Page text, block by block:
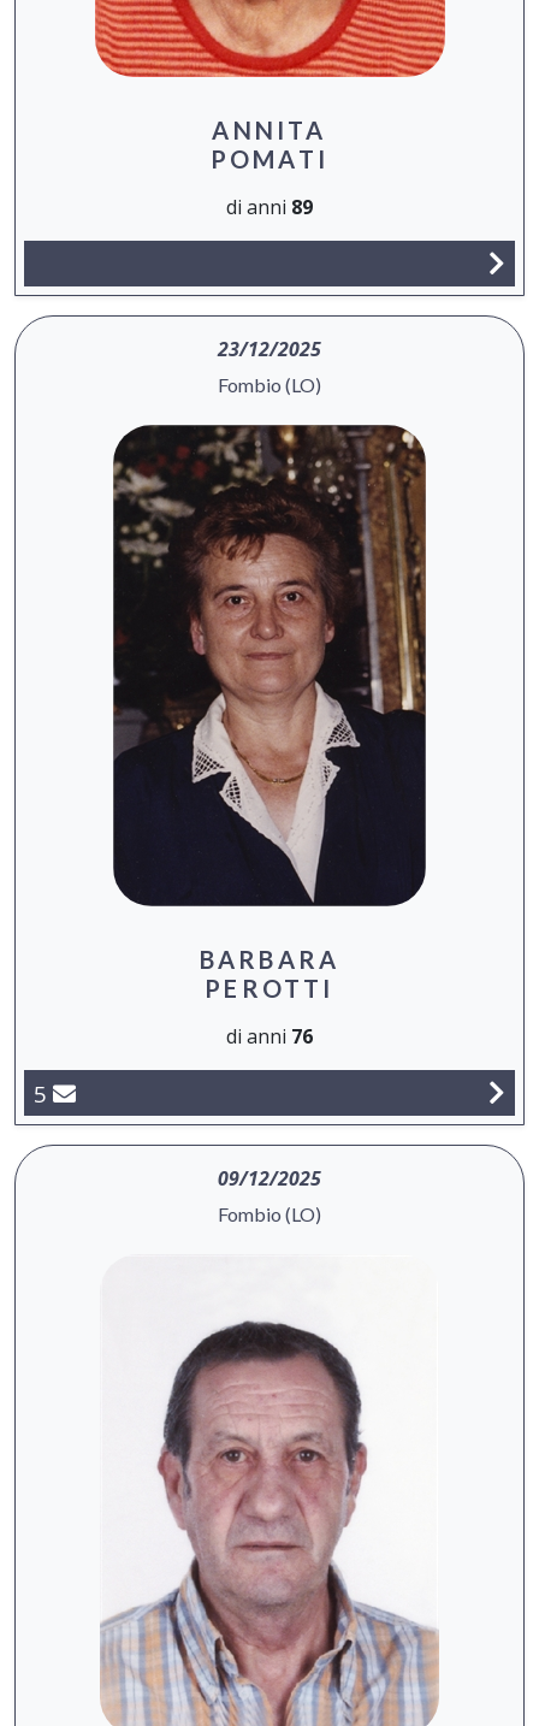
ANNITA
POMATI
di anni 89
23/12/2025
Fombio (LO)
BARBARA
PEROTTI
di anni 76
5
09/12/2025
Fombio (LO)